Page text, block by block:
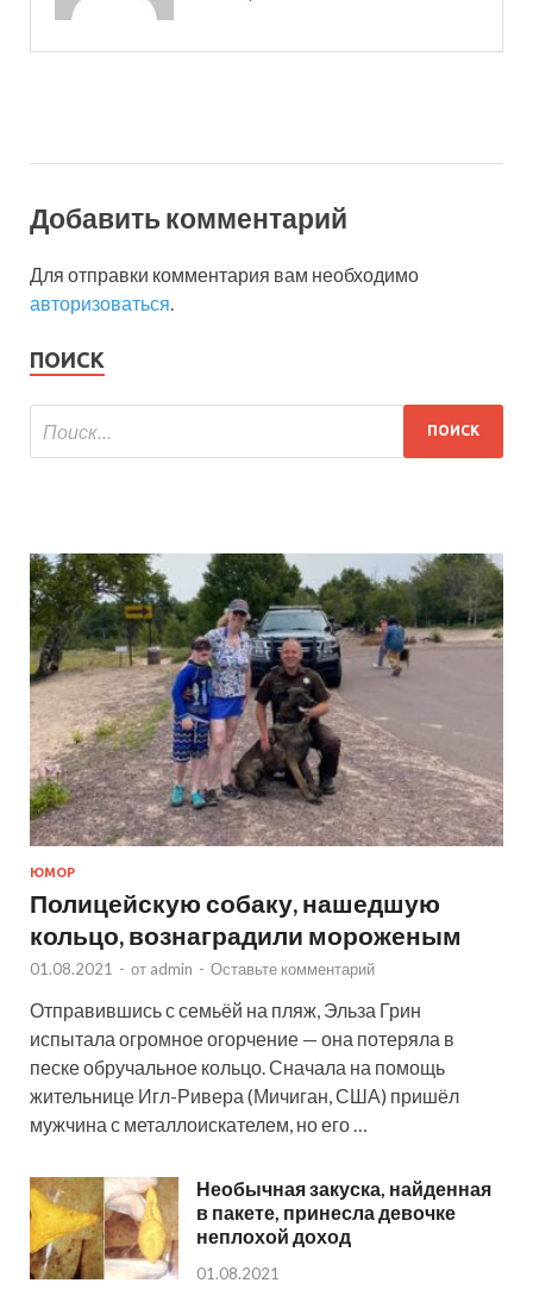
Добавить комментарий
Для отправки комментария вам необходимо
авторизоваться
ПОИСК
ЮМОР
Полицейскую собаку, нашедшую
кольцо, вознаградили мороженым
01.08.2021 - от admin - Оставьте комментарий
Отправившись с семьёй на пляж, Эльза Грин
испытала огромное огорчение — она потеряла в
песке обручальное кольцо. Сначала на помощь
жительнице Игл-Ривера (Мичиган, США) пришёл
мужчина с металлоискателем, но его …
Необычная закуска, найденная
в пакете, принесла девочке
неплохой доход
01.08.2021